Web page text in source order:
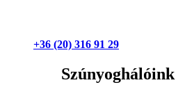
+36 (20) 316 91 29
Szúnyoghálóink